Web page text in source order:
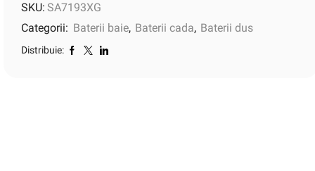
SKU: SA7193XG
Categorii: Baterii baie, Baterii cada, Baterii dus
Distribuie: